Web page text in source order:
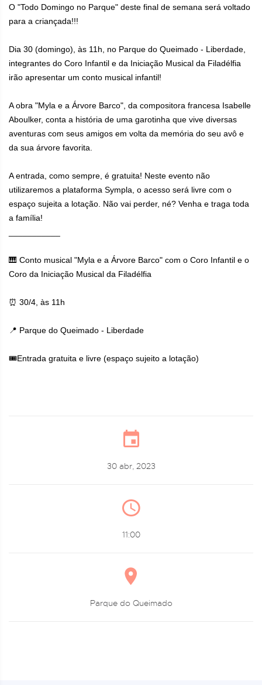
O "Todo Domingo no Parque" deste final de semana será voltado
para a criançada!!!
Dia 30 (domingo), às 11h, no Parque do Queimado - Liberdade,
integrantes do Coro Infantil e da Iniciação Musical da Filadélfia
irão apresentar um conto musical infantil!
A obra "Myla e a Árvore Barco", da compositora francesa Isabelle
Aboulker, conta a história de uma garotinha que vive diversas
aventuras com seus amigos em volta da memória do seu avô e
da sua árvore favorita.
A entrada, como sempre, é gratuita! Neste evento não
utilizaremos a plataforma Sympla, o acesso será livre com o
espaço sujeita a lotação. Não vai perder, né? Venha e traga toda
a família!
🎹 Conto musical "Myla e a Árvore Barco" com o Coro Infantil e o
Coro da Iniciação Musical da Filadélfia
⏰ 30/4, às 11h
📍 Parque do Queimado - Liberdade
🎟Entrada gratuita e livre (espaço sujeito a lotação)
30 abr, 2023
11:00
Parque do Queimado